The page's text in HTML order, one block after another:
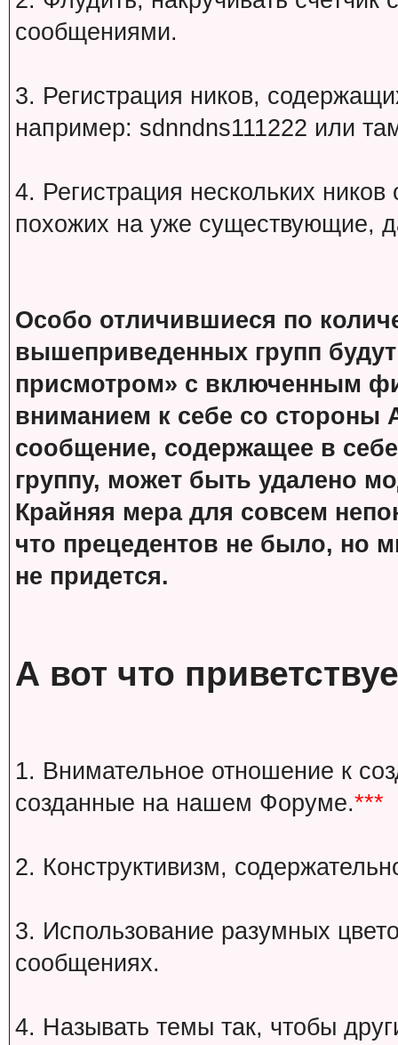
сообщениями.
3. Регистрация ников,
например: sdnndns111222 или
4. Регистрация нескольких
похожих на уже существующие,
Особо отличившиеся по
вышеприведенных групп
присмотром» с включенным
вниманием к себе со стороны
сообщение, содержащее в
группу, может быть удалено
Крайняя мера для совсем
что прецедентов не было, но
не придется.
А вот что
1. Внимательное отношение к
созданные на нашем Форуме.***
2. Конструктивизм,
3. Использование разумных
сообщениях.
4. Называть темы так, чтобы